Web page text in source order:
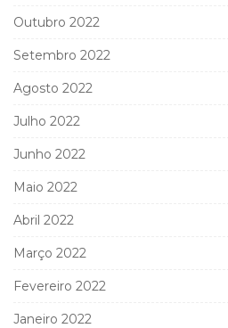
Outubro 2022
Setembro 2022
Agosto 2022
Julho 2022
Junho 2022
Maio 2022
Abril 2022
Março 2022
Fevereiro 2022
Janeiro 2022